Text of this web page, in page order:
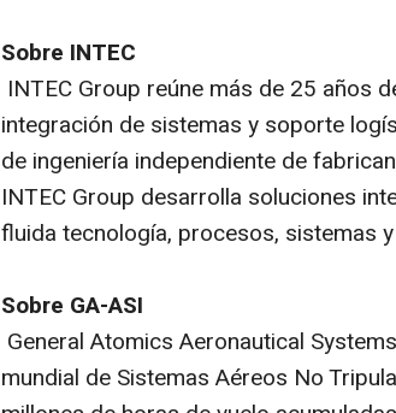
Sobre INTEC
INTEC Group reúne más de 25 años
integración de sistemas y soporte
de ingeniería independiente de
INTEC Group desarrolla soluciones
fluida tecnología, procesos, sistemas
Sobre GA-ASI
General Atomics Aeronautical
mundial de Sistemas Aéreos No